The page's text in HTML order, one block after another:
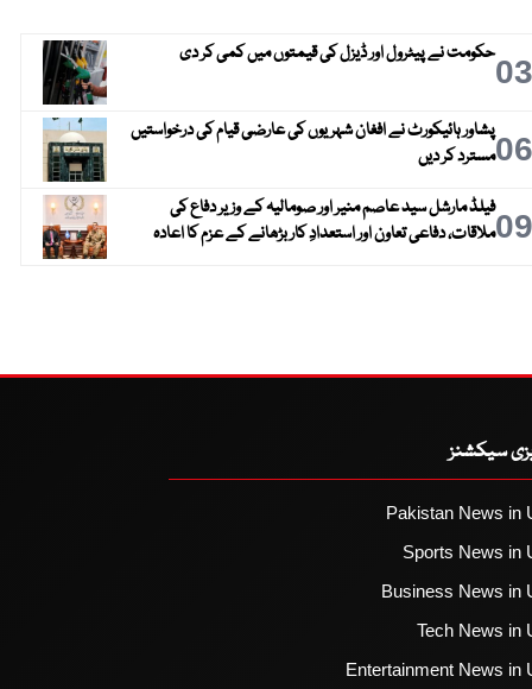
03حکومت نے پیٹرول اور ڈیزل کی قیمتوں میں کمی کر دی
06پشاور ہائیکورٹ نے افغان شہریوں کی عارضی قیام کی درخواستیں
مسترد کر دیں
09فیلڈ مارشل سید عاصم منیر اور صومالیہ کے وزیر دفاع کی
ملاقات، دفاعی تعاون اور استعدادِ کار بڑھانے کے عزم کا اعادہ
سیکشنز
Pakistan News in
Sports News in
Business News in
Tech News in
Entertainment News in